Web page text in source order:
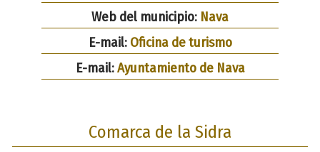
Web del municipio: Nava
E-mail: Oficina de turismo
E-mail:Ayuntamiento de Nava
Comarca de la Sidra